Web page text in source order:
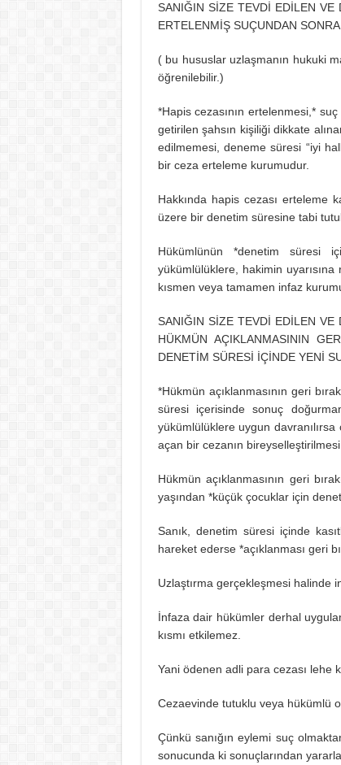
SANIĞIN SİZE TEVDİ EDİLEN VE
ERTELENMİŞ SUÇUNDAN
( bu hususlar uzlaşmanın hukuki
öğrenilebilir.)
*Hapis cezasının ertelenmesi,*
getirilen şahsın kişiliği dikkate
edilmemesi, deneme süresi “iyi
bir ceza erteleme kurumudur.
Hakkında hapis cezası erteleme
üzere bir denetim süresine tabi
Hükümlünün *denetim süresi
yükümlülüklere, hakimin
kısmen veya tamamen infaz
SANIĞIN SİZE TEVDİ EDİLEN VE
HÜKMÜN AÇIKLANMASININ
DENETİM SÜRESİ İÇİNDE YENİ
*Hükmün açıklanmasının geri
süresi içerisinde sonuç
yükümlülüklere uygun davranılırsa
açan bir cezanın
Hükmün açıklanmasının geri
yaşından *küçük çocuklar için
Sanık, denetim süresi içinde
hareket ederse *açıklanması geri
Uzlaştırma gerçekleşmesi halinde
İnfaza dair hükümler derhal
kısmı etkilemez.
Yani ödenen adli para cezası lehe
Cezaevinde tutuklu veya hükümlü
Çünkü sanığın eylemi suç
sonucunda ki sonuçlarından